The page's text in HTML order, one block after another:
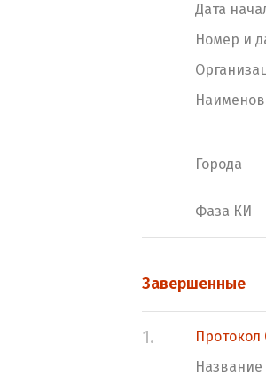
Дата
Номер и
Города
Фаза КИ
Завершенные
1.
Протокол
Название